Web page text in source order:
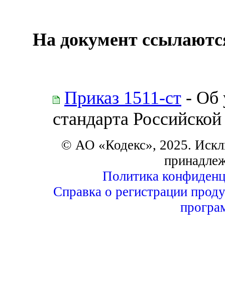
На документ
Приказ 1511-ст - Об
стандарта
© АО «Кодекс», 2025.
Политика
Справка о регистрации